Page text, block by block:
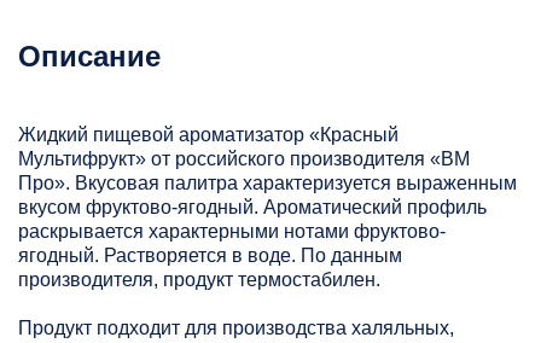
Описание
Жидкий пищевой ароматизатор «Красный
Мультифрукт» от российского производителя «ВМ
Про». Вкусовая палитра характеризуется выраженным
вкусом фруктово-ягодный. Ароматический профиль
раскрывается характерными нотами фруктово-
ягодный. Растворяется в воде. По данным
производителя, продукт термостабилен.
Продукт подходит для производства халяльных,